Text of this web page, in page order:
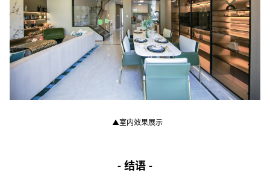
▲室内效果展示
- 结语 -